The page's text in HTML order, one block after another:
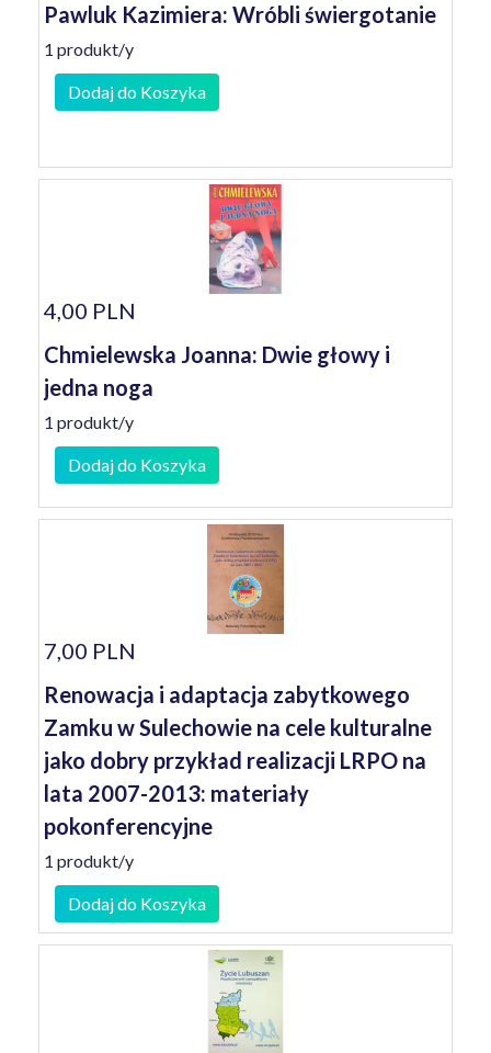
Pawluk Kazimiera: Wróbli świergotanie
1 produkt/y
Dodaj do Koszyka
4,00 PLN
Chmielewska Joanna: Dwie głowy i
jedna noga
1 produkt/y
Dodaj do Koszyka
7,00 PLN
Renowacja i adaptacja zabytkowego
Zamku w Sulechowie na cele kulturalne
jako dobry przykład realizacji LRPO na
lata 2007-2013: materiały
pokonferencyjne
1 produkt/y
Dodaj do Koszyka